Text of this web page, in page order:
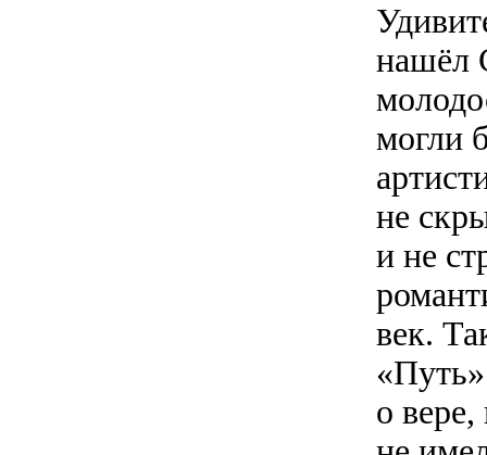
нашёл
могли
не
и не
век.
о вере,